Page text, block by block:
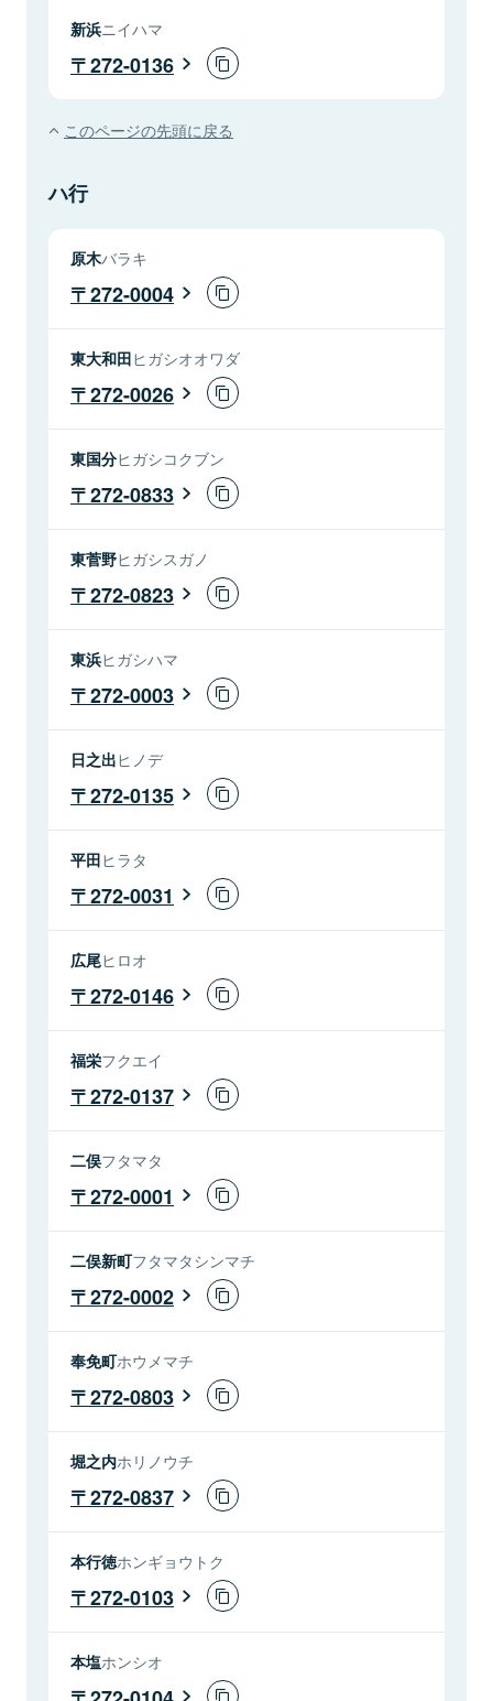
新浜ニイハマ
272-0136
このページの先頭に戻る
ハ行
原木バラキ
272-0004
東大和田ヒガシオオワダ
272-0026
東国分ヒガシコクブン
272-0833
東菅野ヒガシスガノ
272-0823
東浜ヒガシハマ
272-0003
日之出ヒノデ
272-0135
平田ヒラタ
272-0031
広尾ヒロオ
272-0146
福栄フクエイ
272-0137
二俣フタマタ
272-0001
二俣新町フタマタシンマチ
272-0002
奉免町ホウメマチ
272-0803
堀之内ホリノウチ
272-0837
本行徳ホンギョウトク
272-0103
本塩ホンシオ